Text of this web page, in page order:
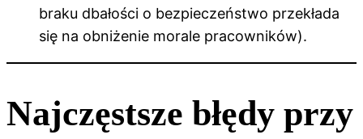
braku dbałości o bezpieczeństwo przekłada
się na obniżenie morale pracowników).
Najczęstsze błędy przy